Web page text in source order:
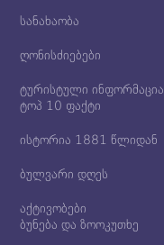
სანახაობა
ღონისძიებები
ტურისტული ინფორმაცია
ტოპ 10 ფაქტი
ისტორია 1881 წლიდან
ბულვარი დღეს
აქტივობები
ბუნება და ზოოკუთხე